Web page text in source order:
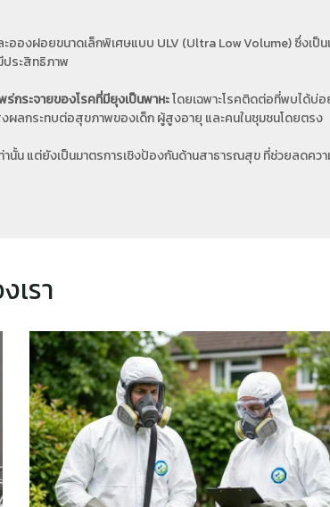
อองฝอยขนาดเล็กพิเศษแบบ ULV (Ultra Low Volume) ซึ่งเป็น
ระสิทธิภาพ
กระจายของโรคที่มียุงเป็นพาหะโดยเฉพาะโรคติดต่อที่พบได้บ่อ
งผลกระทบต่อสุขภาพของเด็ก ผู้สูงอายุ และคนในชุมชนโดยตรง
านั้น แต่ยังเป็นมาตรการเชิงป้องกันด้านสาธารณสุข ที่ช่วยลด
เรา